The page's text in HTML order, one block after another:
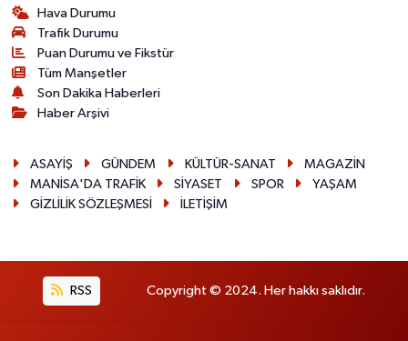
Hava Durumu
Trafik Durumu
Puan Durumu ve Fikstür
Tüm Manşetler
Son Dakika Haberleri
Haber Arşivi
ASAYİŞ GÜNDEM KÜLTÜR-SANAT
MAGAZİN
MANİSA'DA TRAFİK
SİYASET SPOR
YAŞAM
GİZLİLİK SÖZLEŞMESİ
İLETİŞİM
RSS Copyright © 2024. Her hakkı saklıdır.